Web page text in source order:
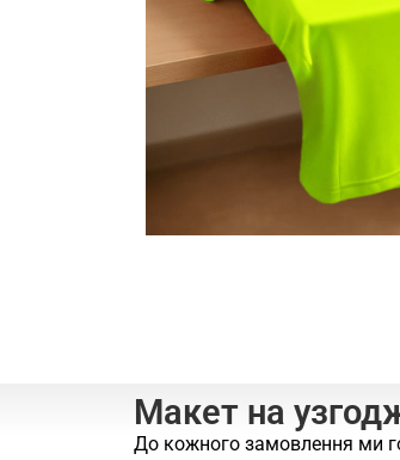
Макет на
До кожного замовлення ми